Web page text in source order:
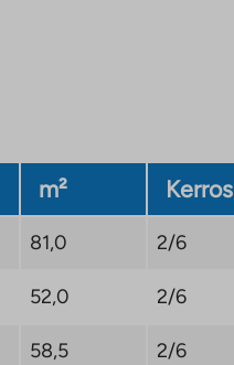
m² Kerros
81,0 2/6
52,0 2/6
58,5 2/6